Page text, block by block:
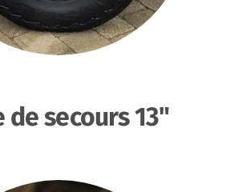
de secours 13"